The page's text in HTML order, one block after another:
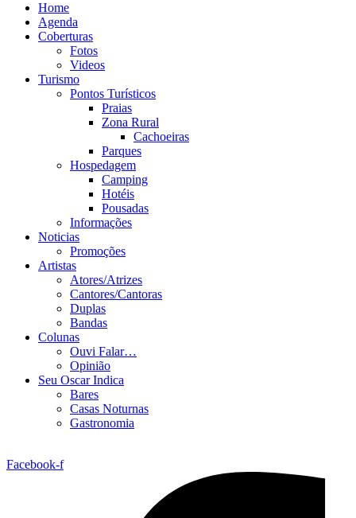
Home
Agenda
Coberturas
Fotos
Videos
Turismo
Pontos Turísticos
Praias
Zona Rural
Cachoeiras
Parques
Hospedagem
Camping
Hotéis
Pousadas
Informações
Noticias
Promoções
Artistas
Atores/Atrizes
Cantores/Cantoras
Duplas
Bandas
Colunas
Ouvi Falar…
Opinião
Seu Oscar Indica
Bares
Casas Noturnas
Gastronomia
Facebook-f